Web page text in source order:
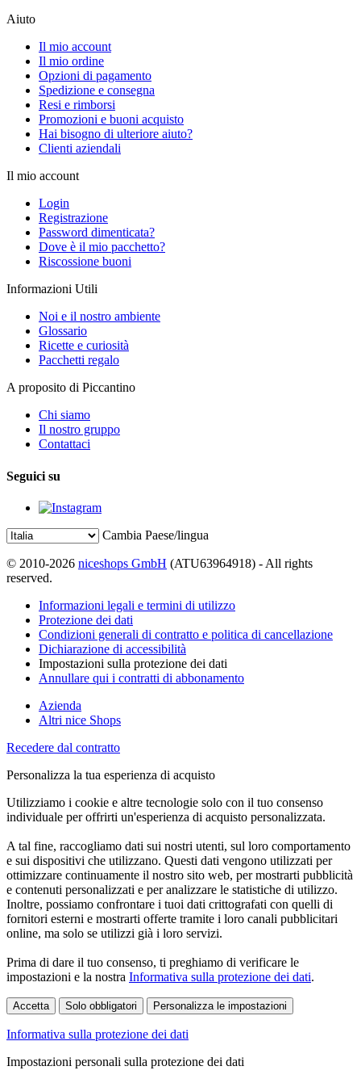
Aiuto
Il mio account
Il mio ordine
Opzioni di pagamento
Spedizione e consegna
Resi e rimborsi
Promozioni e buoni acquisto
Hai bisogno di ulteriore aiuto?
Clienti aziendali
Il mio account
Login
Registrazione
Password dimenticata?
Dove è il mio pacchetto?
Riscossione buoni
Informazioni Utili
Noi e il nostro ambiente
Glossario
Ricette e curiosità
Pacchetti regalo
A proposito di Piccantino
Chi siamo
Il nostro gruppo
Contattaci
Seguici su
Cambia Paese/lingua
© 2010-2026 niceshops GmbH (ATU63964918) - All rights
reserved.
Informazioni legali e termini di utilizzo
Protezione dei dati
Condizioni generali di contratto e politica di cancellazione
Dichiarazione di accessibilità
Impostazioni sulla protezione dei dati
Annullare qui i contratti di abbonamento
Azienda
Altri nice Shops
Recedere dal contratto
Personalizza la tua esperienza di acquisto
Utilizziamo i cookie e altre tecnologie solo con il tuo consenso
individuale per offrirti un'esperienza di acquisto personalizzata.
A tal fine, raccogliamo dati sui nostri utenti, sul loro comportamento
e sui dispositivi che utilizzano. Questi dati vengono utilizzati per
ottimizzare continuamente il nostro sito web, per mostrarti pubblicità
e contenuti personalizzati e per analizzare le statistiche di utilizzo.
Inoltre, possiamo confrontare i tuoi dati crittografati con quelli di
fornitori esterni e mostrarti offerte tramite i loro canali pubblicitari
online, ma solo se utilizzi già i loro servizi.
Prima di dare il tuo consenso, ti preghiamo di verificare le
impostazioni e la nostra Informativa sulla protezione dei dati.
Accetta Solo obbligatori Personalizza le impostazioni
Informativa sulla protezione dei dati
Impostazioni personali sulla protezione dei dati